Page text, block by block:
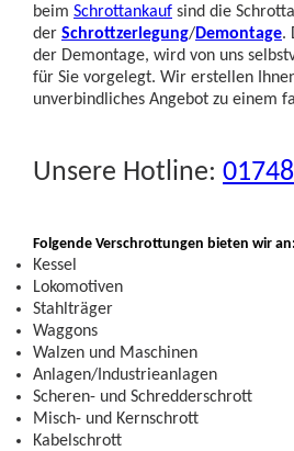
beim Schrottankauf sind die
der Schrottzerlegung/Demontage.
der Demontage, wird von uns
für Sie vorgelegt. Wir erstellen
unverbindliches Angebot zu einem
Unsere Hotline:
Folgende Verschrottungen bieten wir an:
Kessel
Lokomotiven
Stahlträger
Waggons
Walzen und Maschinen
Anlagen/Industrieanlagen
Scheren- und Schredderschrott
Misch- und Kernschrott
Kabelschrott